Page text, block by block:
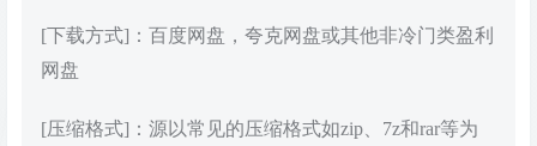
[下载方式]：百度网盘，夸克网盘或其他非冷门类盈利
网盘
[压缩格式]：源以常见的压缩格式如zip、7z和rar等为